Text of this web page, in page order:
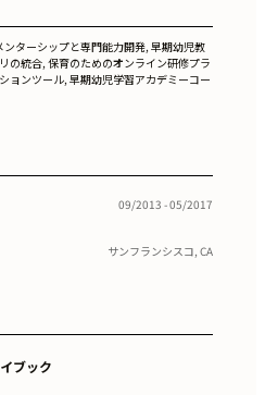
ターシップと専門能力開発, 早期幼児教
の統合, 保育のためのオンライン研修プラ
ョンツール, 早期幼児学習アカデミーコー
09/2013 - 05/2017
サンフランシスコ, CA
ブック